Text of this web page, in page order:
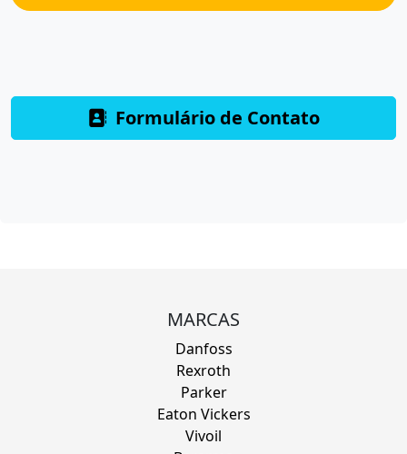
Formulário de Contato
MARCAS
Danfoss
Rexroth
Parker
Eaton Vickers
Vivoil